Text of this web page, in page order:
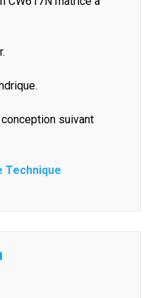
conception suivant
Technique